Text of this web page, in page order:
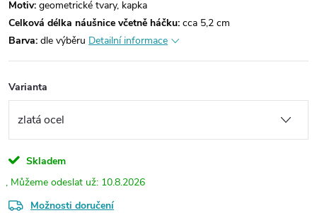
Motiv: geometrické tvary, kapka
Celková délka náušnice včetně háčku: cca 5,2 cm
Barva: dle výběru Detailní informace
Varianta
Skladem
10.8.2026
Možnosti doručení